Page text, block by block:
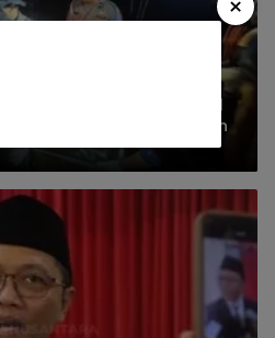
Bondowoso Berhasil
Apresiasi Tim Gabungan